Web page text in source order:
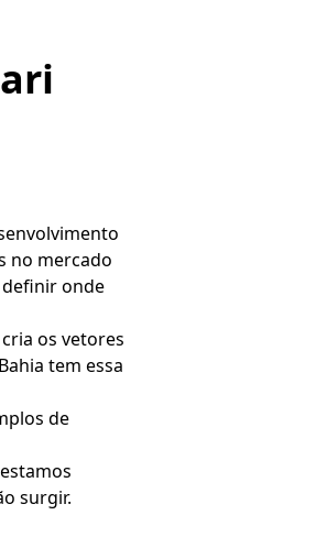
no mercado
onde
os vetores
tem essa
de
surgir.